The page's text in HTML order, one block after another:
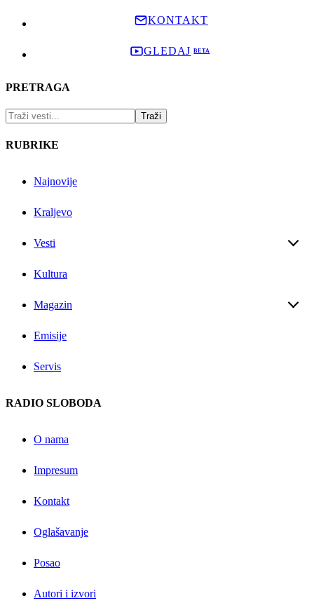
KONTAKT
GLEDAJ
PRETRAGA
RUBRIKE
Najnovije
Kraljevo
Vesti
Kultura
Magazin
Emisije
Servis
RADIO SLOBODA
O nama
Impresum
Kontakt
Oglašavanje
Posao
Autori i izvori